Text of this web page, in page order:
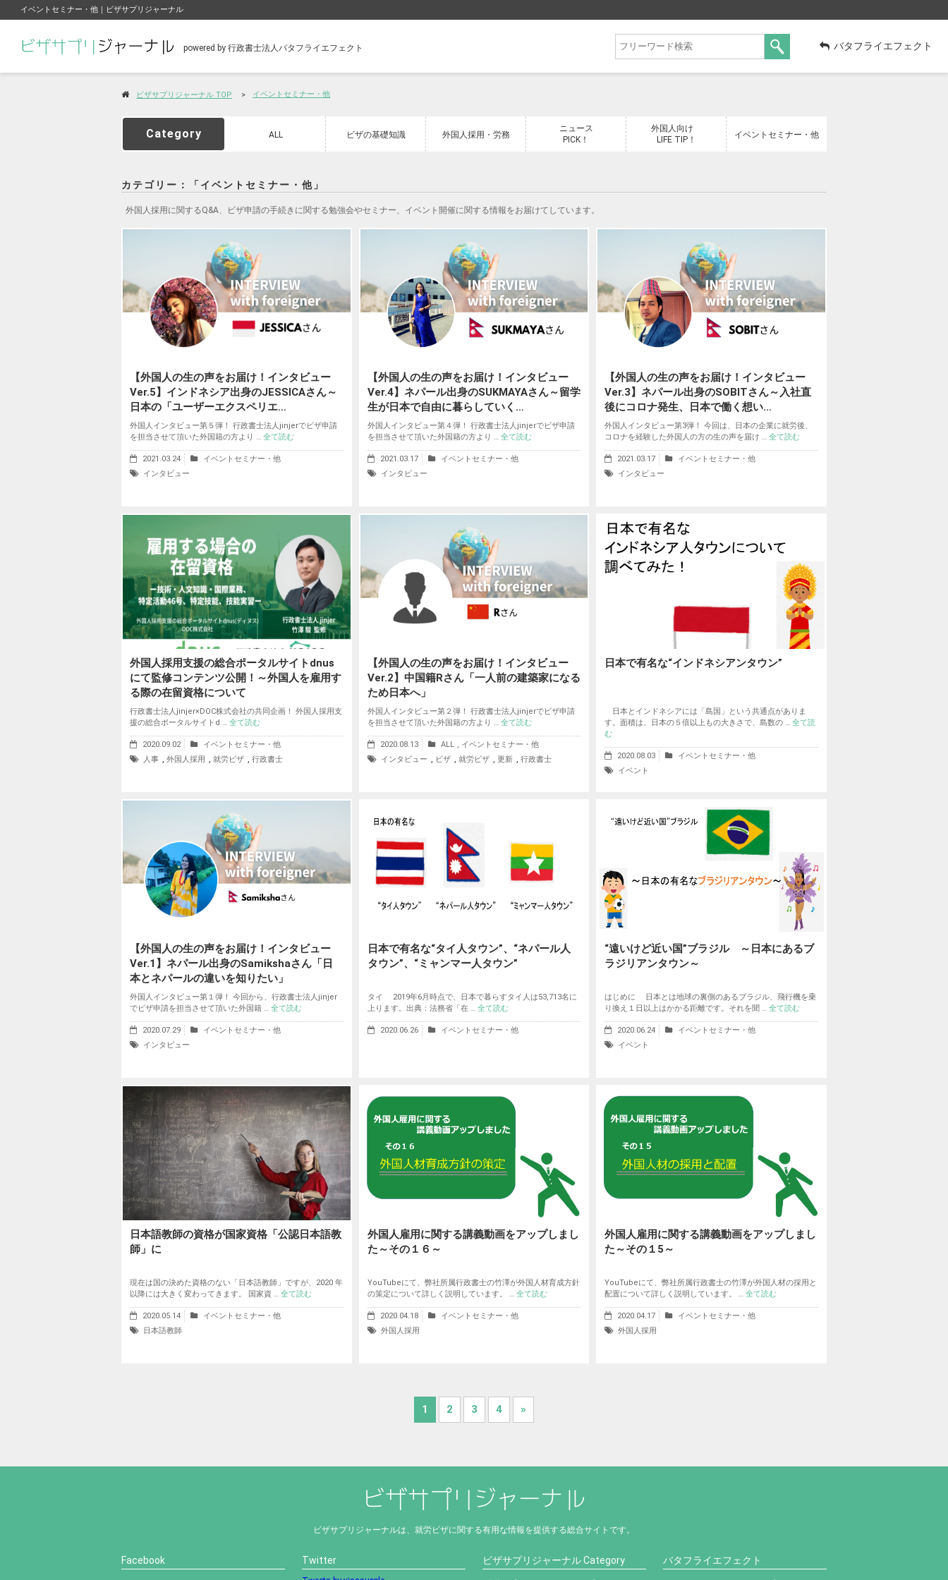
イベントセミナー・他｜ビザサプリジャーナル
powered by 行政書士法人バタフライエフェクト バタフライエフェクト
ビザサプリジャーナル TOP イベントセミナー・他
Category ALL ビザの基礎知識 外国人採用・労務
ニュース
PICK！
外国人向け
LIFE TIP！
イベントセミナー・他
カテゴリー：「イベントセミナー・他」
外国人採用に関するQ&A、ビザ申請の手続きに関する勉強会やセミナー、イベント開催に関する情報をお届けてしています。
【外国人の生の声をお届け！インタビュー
Ver.5】インドネシア出身のJESSICAさん～
日本の「ユーザーエクスペリエ…
外国人インタビュー第５弾！ 行政書士法人jinjerでビザ申請
を担当させて頂いた外国籍の方より … 全て読む
2021.03.24
イベントセミナー・他
インタビュー
【外国人の生の声をお届け！インタビュー
Ver.4】ネパール出身のSUKMAYAさん～留学
生が日本で自由に暮らしていく…
外国人インタビュー第４弾！ 行政書士法人jinjerでビザ申請
を担当させて頂いた外国籍の方より … 全て読む
2021.03.17
イベントセミナー・他
インタビュー
【外国人の生の声をお届け！インタビュー
Ver.3】ネパール出身のSOBITさん～入社直
後にコロナ発生、日本で働く想い…
外国人インタビュー第3弾！ 今回は、日本の企業に就労後、
コロナを経験した外国人の方の生の声を届け …全て読む
2021.03.17
イベントセミナー・他
インタビュー
外国人採用支援の総合ポータルサイトdnus
にて監修コンテンツ公開！～外国人を雇用す
る際の在留資格について
行政書士法人jinjer×DOC株式会社の共同企画！ 外国人採用支
援の総合ポータルサイトd … 全て読む
2020.09.02
イベントセミナー・他
人事 , 外国人採用 , 就労ビザ , 行政書士
【外国人の生の声をお届け！インタビュー
Ver.2】中国籍Rさん「一人前の建築家になる
ため日本へ」
外国人インタビュー第２弾！ 行政書士法人jinjerでビザ申請
を担当させて頂いた外国籍の方より … 全て読む
2020.08.13 ALL , イベントセミナー・他
インタビュー , ビザ , 就労ビザ , 更新 , 行政書士
日本で有名な“インドネシアンタウン”
日本とインドネシアには「島国」という共通点がありま
す。面積は、日本の５倍以上もの大きさで、島数の …全て読
む
2020.08.03
イベントセミナー・他
イベント
【外国人の生の声をお届け！インタビュー
Ver.1】ネパール出身のSamikshaさん「日
本とネパールの違いを知りたい」
外国人インタビュー第１弾！ 今回から、行政書士法人jinjer
でビザ申請を担当させて頂いた外国籍 … 全て読む
2020.07.29
イベントセミナー・他
インタビュー
日本で有名な“タイ人タウン”、“ネパール人
タウン”、“ミャンマー人タウン”
タイ 2019年6月時点で、日本で暮らすタイ人は53,713名に
上ります。出典：法務省「在 … 全て読む
2020.06.26 イベントセミナー・他
“遠いけど近い国”ブラジル ～日本にあるブ
ラジリアンタウン～
はじめに 日本とは地球の裏側のあるブラジル、飛行機を乗
り換え１日以上はかかる距離です。それを聞 …全て読む
2020.06.24
イベントセミナー・他
イベント
日本語教師の資格が国家資格「公認日本語教
師」に
現在は国の決めた資格のない「日本語教師」ですが、2020 年
以降には大きく変わってきます。 国家資 … 全て読む
2020.05.14
イベントセミナー・他
日本語教師
外国人雇用に関する講義動画をアップしまし
た～その１６～
YouTubeにて、弊社所属行政書士の竹澤が外国人材育成方針
の策定について詳しく説明しています。 … 全て読む
2020.04.18
イベントセミナー・他
外国人採用
外国人雇用に関する講義動画をアップしまし
た～その１5～
YouTubeにて、弊社所属行政書士の竹澤が外国人材の採用と
配置について詳しく説明しています。 …全て読む
2020.04.17
イベントセミナー・他
外国人採用
1 2 3 4 »
ビザサプリジャーナルは、就労ビザに関する有用な情報を提供する総合サイトです。
Facebook Twitter ビザサプリジャーナル Category バタフライエフェクト